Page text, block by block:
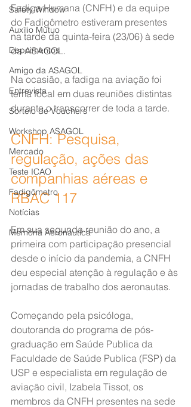
Safety Window
Auxílio Mútuo
Depoimentos
Amigo da ASAGOL
Entrevista
Sorteio de Vouchers
Workshop ASAGOL
Mercado
Teste ICAO
Fadigômetro
Notícias
Memória Aeronáutica
Fadiga Humana (CNFH) e da equipe
do Fadigômetro estiveram presentes
na tarde da quinta-feira (23/06) à sede
da ASAGOL.
Na ocasião, a fadiga na aviação foi
tema focal em duas reuniões distintas
durante o transcorrer de toda a tarde.
CNFH: Pesquisa,
regulação, ações das
companhias aéreas e
RBAC 117
Em sua segunda reunião do ano, a
primeira com participação presencial
desde o início da pandemia, a CNFH
deu especial atenção à regulação e às
jornadas de trabalho dos aeronautas.
Começando pela psicóloga,
doutoranda do programa de pós-
graduação em Saúde Publica da
Faculdade de Saúde Publica (FSP) da
USP e especialista em regulação de
aviação civil, Izabela Tissot, os
membros da CNFH presentes na sede